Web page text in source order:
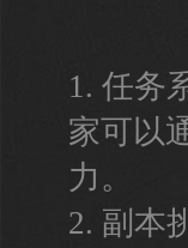
1. 任务
家可以
力。
2. 副本